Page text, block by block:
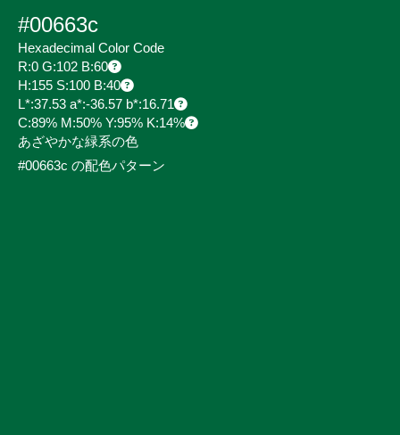
#00663c
Hexadecimal Color Code
R:0 G:102 B:60
H:155 S:100 B:40
L*:37.53 a*:-36.57 b*:16.71
C:89% M:50% Y:95% K:14%
あざやかな緑系の色
#00663c の配色パターン